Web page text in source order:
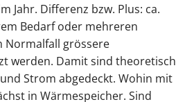
Jahr. Differenz bzw. Plus: ca.
Bedarf oder mehreren
Normalfall grössere
werden. Damit sind theoretisch
Strom abgedeckt. Wohin mit
in Wärmespeicher. Sind